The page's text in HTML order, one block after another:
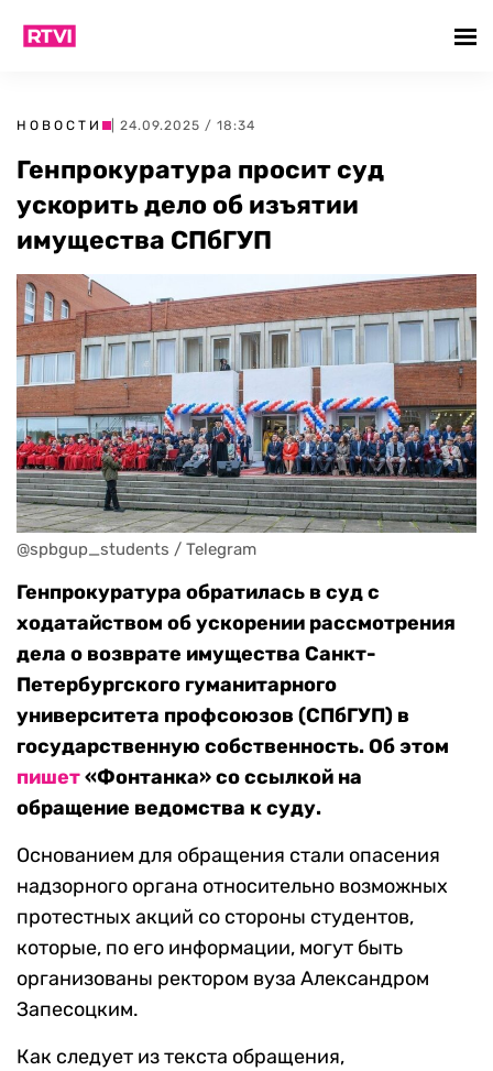
НОВОСТИ | 24.09.2025 / 18:34
Генпрокуратура просит суд
ускорить дело об изъятии
имущества СПбГУП
@spbgup_students / Telegram
Генпрокуратура обратилась в суд с
ходатайством об ускорении рассмотрения
дела о возврате имущества Санкт-
Петербургского гуманитарного
университета профсоюзов (СПбГУП) в
государственную собственность. Об этом
пишет«Фонтанка» со ссылкой на
обращение ведомства к суду.
Основанием для обращения стали опасения
надзорного органа относительно возможных
протестных акций со стороны студентов,
которые, по его информации, могут быть
организованы ректором вуза Александром
Запесоцким.
Как следует из текста обращения,